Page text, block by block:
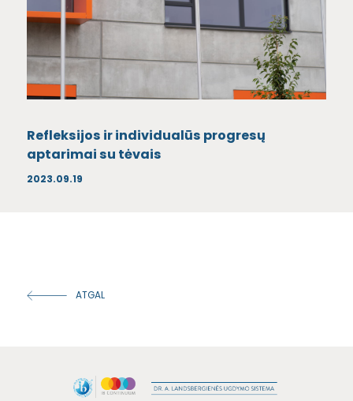
Refleksijos ir individualūs progresų
aptarimai su tėvais
2023.09.19
ATGAL